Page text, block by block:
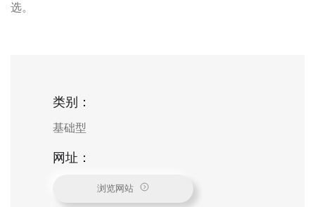
选。
类别：
基础型
网址：
浏览网站